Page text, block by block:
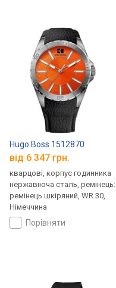
Hugo Boss 1512870
від 6 347 грн.
кварцові, корпус годинника
нержавіюча сталь, ремінець:
ремінець шкіряний, WR 30,
Німеччина
порівняти